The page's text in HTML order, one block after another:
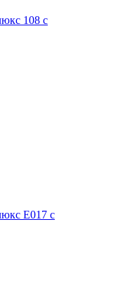
108 с
E017 с